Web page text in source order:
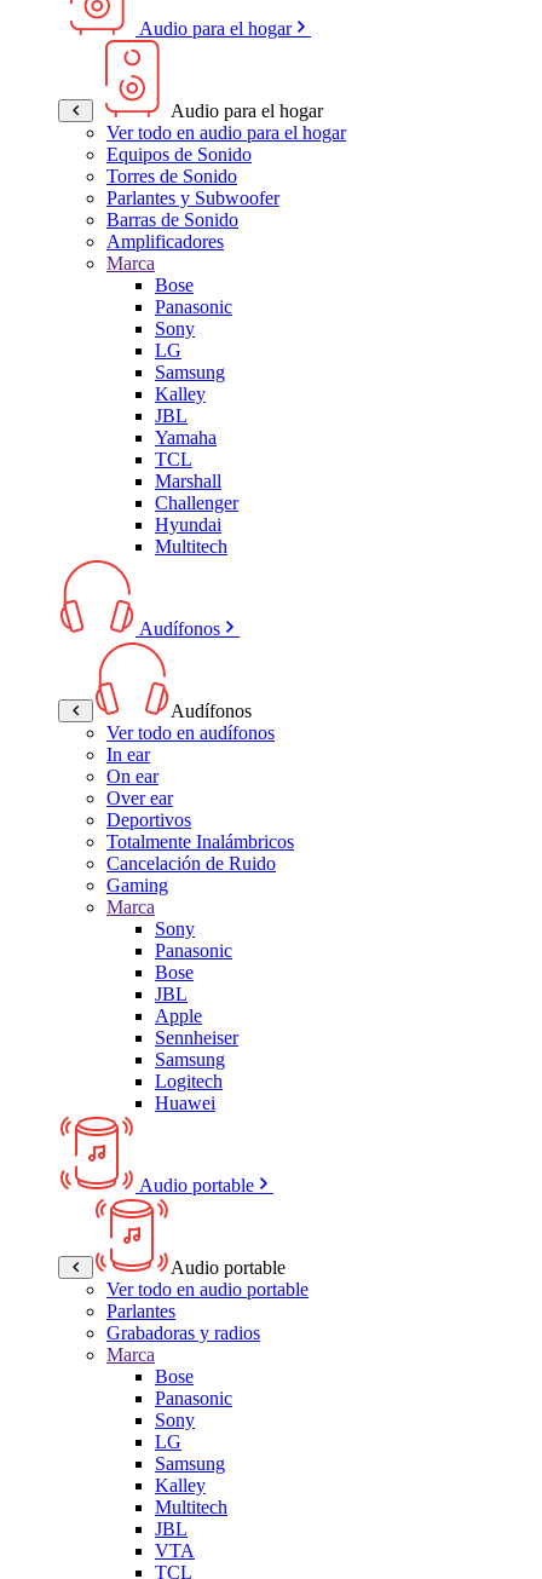
Audio para el hogar
Audio para el hogar
Ver todo en audio para el hogar
Equipos de Sonido
Torres de Sonido
Parlantes y Subwoofer
Barras de Sonido
Amplificadores
Marca
Bose
Panasonic
Sony
LG
Samsung
Kalley
JBL
Yamaha
TCL
Marshall
Challenger
Hyundai
Multitech
Audífonos
Audífonos
Ver todo en audífonos
In ear
On ear
Over ear
Deportivos
Totalmente Inalámbricos
Cancelación de Ruido
Gaming
Marca
Sony
Panasonic
Bose
JBL
Apple
Sennheiser
Samsung
Logitech
Huawei
Audio portable
Audio portable
Ver todo en audio portable
Parlantes
Grabadoras y radios
Marca
Bose
Panasonic
Sony
LG
Samsung
Kalley
Multitech
JBL
VTA
TCL